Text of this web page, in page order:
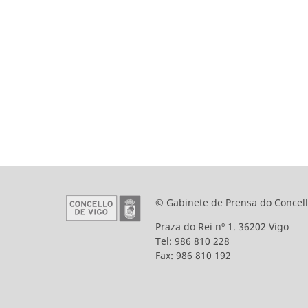
© Gabinete de Prensa do
Praza do Rei nº 1. 36202 Vigo
Tel: 986 810 228
Fax: 986 810 192